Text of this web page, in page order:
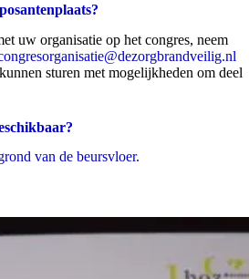
uw organisatie op het congres, neem
sturen met mogelijkheden om deel
van de beursvloer.